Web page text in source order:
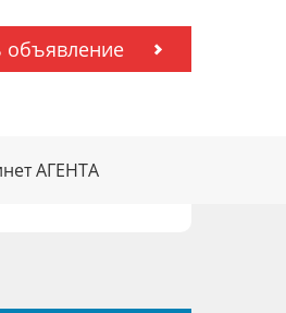
объявление
АГЕНТА